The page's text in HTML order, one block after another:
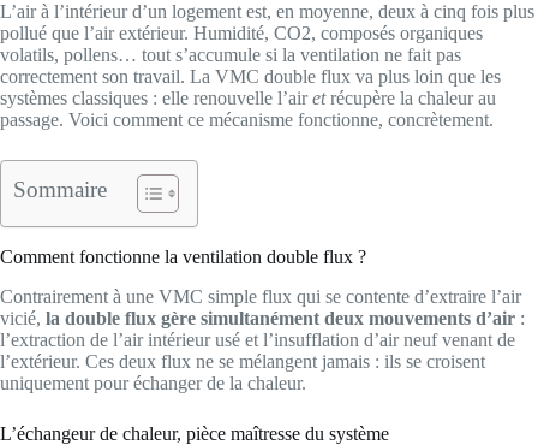
L’air à l’intérieur d’un logement est, en moyenne, deux à cinq fois plus
pollué que l’air extérieur. Humidité, CO2, composés organiques
volatils, pollens… tout s’accumule si la ventilation ne fait pas
correctement son travail. La VMC double flux va plus loin que les
systèmes classiques : elle renouvelle l’airetrécupère la chaleur au
passage. Voici comment ce mécanisme fonctionne, concrètement.
Sommaire
Comment fonctionne la ventilation double flux ?
Contrairement à une VMC simple flux qui se contente d’extraire l’air
vicié, la double flux gère simultanément deux mouvements d’air :
l’extraction de l’air intérieur usé et l’insufflation d’air neuf venant de
l’extérieur. Ces deux flux ne se mélangent jamais : ils se croisent
uniquement pour échanger de la chaleur.
L’échangeur de chaleur, pièce maîtresse du système